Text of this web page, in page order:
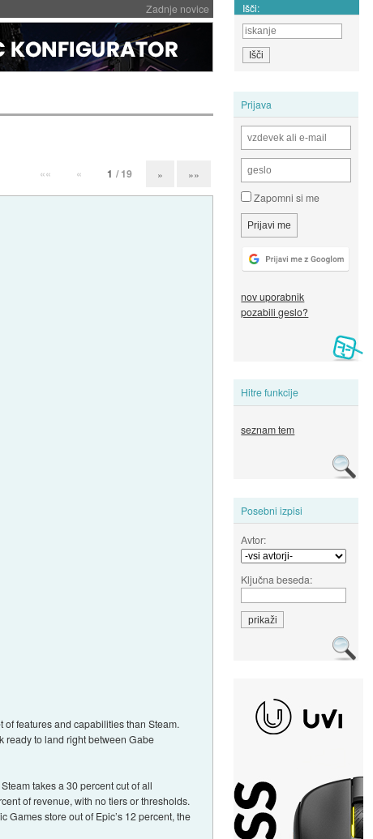
Zadnje novice Išči:
Prijava
Zapomni si me
nov uporabnik
pozabili geslo?
Hitre funkcije
seznam tem
Posebni izpisi
Avtor:
Ključna beseda:
«« « 1 / 19 » »»
features and capabilities than Steam.
ready to land right between Gabe
takes a 30 percent cut of all
of revenue, with no tiers or thresholds.
Games store out of Epic’s 12 percent, the